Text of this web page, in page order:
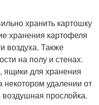
хранить картошку
хранения картофеля
воздуха. Также
на полу и стенах.
ящики для хранения
удалении от
прослойка.